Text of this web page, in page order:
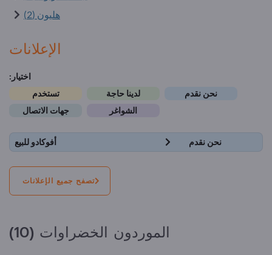
هليون (2)
الإعلانات
اختيار:
نحن نقدم
لدينا حاجة
تستخدم
الشواغر
جهات الاتصال
نحن نقدم أفوكادو للبيع
تصفح جميع الإعلانات
الموردون الخضراوات (10)